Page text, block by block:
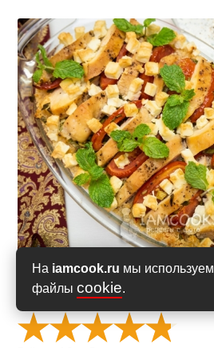
На iamcook.ru мы используем
файлы cookie.
Оценить рецепт